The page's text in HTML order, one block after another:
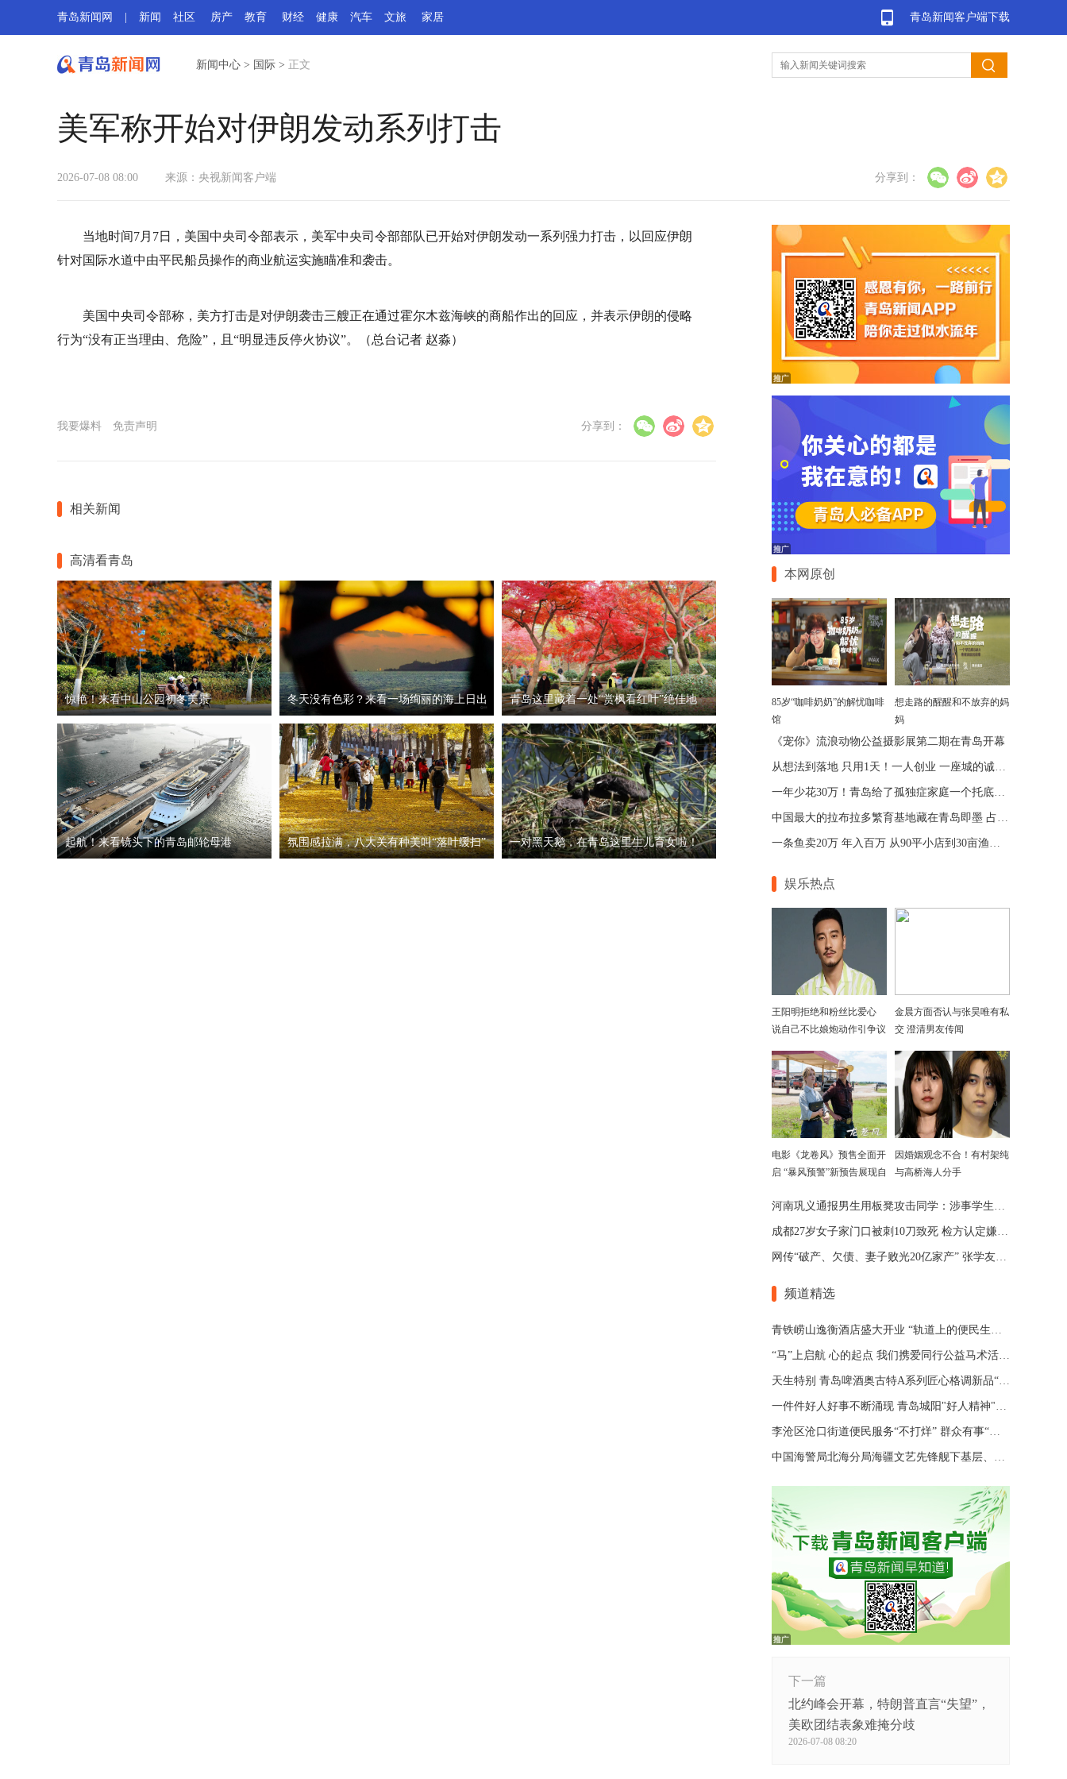
青岛新闻客户端下载
青岛新闻网 新闻 社区 房产 教育 财经 健康 汽车 文旅 家居
新闻中心 > 国际 > 正文
美军称开始对伊朗发动系列打击
2026-07-08 08:00 来源：央视新闻客户端 分享到：
当地时间7月7日，美国中央司令部表示，美军中央司令部部队已开始对伊朗发动一系列强力打击，以回应伊朗
针对国际水道中由平民船员操作的商业航运实施瞄准和袭击。
美国中央司令部称，美方打击是对伊朗袭击三艘正在通过霍尔木兹海峡的商船作出的回应，并表示伊朗的侵略
行为“没有正当理由、危险”，且“明显违反停火协议”。（总台记者 赵淼）
我要爆料 免责声明 分享到：
相关新闻
高清看青岛
惊艳！来看中山公园初冬美景 冬天没有色彩？来看一场绚丽的海上日出 青岛这里藏着一处“赏枫看红叶”绝佳地
起航！来看镜头下的青岛邮轮母港 氛围感拉满，八大关有种美叫“落叶缓扫” 一对黑天鹅，在青岛这里生儿育女啦！
本网原创
85岁“咖啡奶奶”的解忧咖啡
馆
想走路的醒醒和不放弃的妈
妈
《宠你》流浪动物公益摄影展第二期在青岛开幕
从想法到落地 只用1天！一人创业 一座城的诚意 青岛让“一人公司”跑出加速度
一年少花30万！青岛给了孤独症家庭一个托底的答案
中国最大的拉布拉多繁育基地藏在青岛即墨 占地75亩年入七位数
一条鱼卖20万 年入百万 从90平小店到30亩渔场 青岛“锦鲤大王”带动乡邻增收
娱乐热点
王阳明拒绝和粉丝比爱心
说自己不比娘炮动作引争议
金晨方面否认与张昊唯有私
交 澄清男友传闻
电影《龙卷风》预售全面开
启 “暴风预警”新预告展现自
因婚姻观念不合！有村架纯
与高桥海人分手
河南巩义通报男生用板凳攻击同学：涉事学生已被劝退
成都27岁女子家门口被刺10刀致死 检方认定嫌犯患精神分裂
网传“破产、欠债、妻子败光20亿家产” 张学友回应了
频道精选
青铁崂山逸衡酒店盛大开业 “轨道上的便民生活圈”渐行渐近
“马”上启航 心的起点 我们携爱同行公益马术活动 在青岛博洋马术俱乐部举办
天生特别 青岛啤酒奥古特A系列匠心格调新品“特别”登场
一件件好人好事不断涌现 青岛城阳"好人精神"擦亮城市文明底色
李沧区沧口街道便民服务“不打烊” 群众有事“随时办”
中国海警局北海分局海疆文艺先锋舰下基层、进码头、上海岛巡演
下一篇
北约峰会开幕，特朗普直言“失望”，
美欧团结表象难掩分歧
2026-07-08 08:20